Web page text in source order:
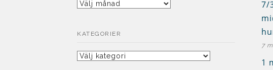
Arkiv
KATEGORIER
Kategorier
7/
7
1